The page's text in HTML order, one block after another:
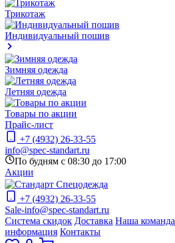
Трикотаж
Индивидуальный пошив
Зимняя одежда
Летняя одежда
Товары по акции
Прайс-лист
+7 (4932) 26-33-55
info@spec-standart.ru
По будням с 08:30 до 17:00
Акции
+7 (4932) 26-33-55
Sale-info@spec-standart.ru
Система скидок Доставка Наша команда
информация Контакты